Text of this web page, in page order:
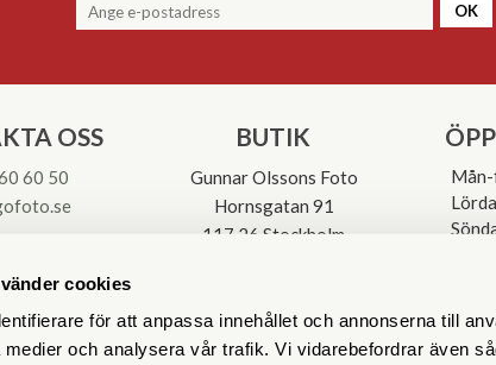
cookies
för att anpassa innehållet och annonserna till
och analysera vår trafik. Vi vidarebefordrar även
OK
OSS
60 50
BUTIK
Gunnar Olssons Foto
Hornsgatan 91
117 26 Stockholm